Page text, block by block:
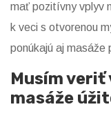
mať pozitívny vplyv
k veci s otvorenou
ponúkajú aj masáže
Musím veriť
masáže